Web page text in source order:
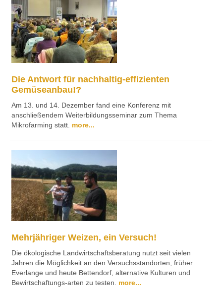
Die Antwort für nachhaltig-effizienten
Gemüseanbau!?
Am 13. und 14. Dezember fand eine Konferenz mit
anschließendem Weiterbildungsseminar zum Thema
Mikrofarming statt. more...
Mehrjähriger Weizen, ein Versuch!
Die ökologische Landwirtschaftsberatung nutzt seit vielen
Jahren die Möglichkeit an den Versuchsstandorten, früher
Everlange und heute Bettendorf, alternative Kulturen und
Bewirtschaftungs-arten zu testen. more...